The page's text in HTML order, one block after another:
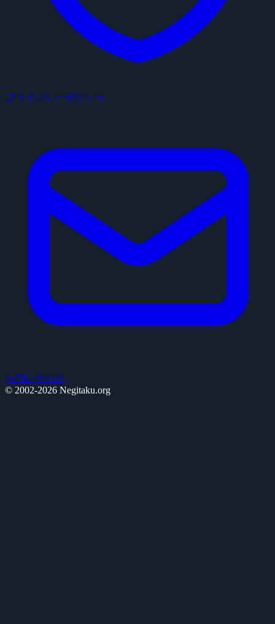
プライバシーポリシー
お問い合わせ
© 2002-2026 Negitaku.org